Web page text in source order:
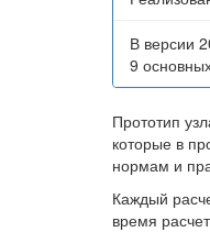
В версии
9
Прототип
которые в
нормам и
Каждый
время